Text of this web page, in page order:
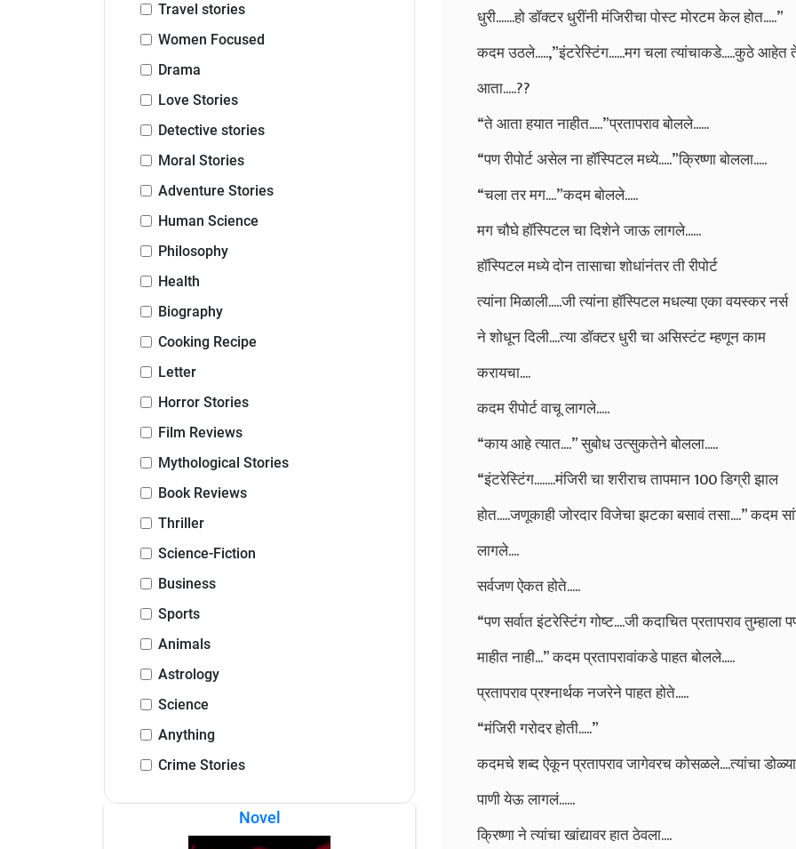
Travel stories
Women Focused
Drama
Love Stories
Detective stories
Moral Stories
Adventure Stories
Human Science
Philosophy
Health
Biography
Cooking Recipe
Letter
Horror Stories
Film Reviews
Mythological Stories
Book Reviews
Thriller
Science-Fiction
Business
Sports
Animals
Astrology
Science
Anything
Crime Stories
Novel
धुरी.......हो डॉक्टर धुरींनी मंजिरीचा पोस्ट मोरटम केल होत.....”
कदम उठले.....,”इंटरेस्टिंग......मग चला त्यांचाकडे.....कुठे आहेत
आता.....??
“ते आता हयात नाहीत.....”प्रतापराव बोलले......
“पण रीपोर्ट असेल ना हॉस्पिटल मध्ये.....”क्रिष्णा बोलला.....
“चला तर मग....”कदम बोलले.....
मग चौघे हॉस्पिटल चा दिशेने जाऊ लागले......
हॉस्पिटल मध्ये दोन तासाचा शोधांनंतर ती रीपोर्ट
त्यांना मिळाली.....जी त्यांना हॉस्पिटल मधल्या एका वयस्कर नर्स
ने शोधून दिली....त्या डॉक्टर धुरी चा असिस्टंट म्हणून काम
करायचा....
कदम रीपोर्ट वाचू लागले.....
“काय आहे त्यात....” सुबोध उत्सुकतेने बोलला.....
“इंटरेस्टिंग........मंजिरी चा शरीराच तापमान 100 डिग्री झाल
होत.....जणूकाही जोरदार विजेचा झटका बसावं तसा....” कदम
लागले....
सर्वजण ऐकत होते.....
“पण सर्वात इंटरेस्टिंग गोष्ट....जी कदाचित प्रतापराव तुम्हाला
माहीत नाही...” कदम प्रतापरावांकडे पाहत बोलले.....
प्रतापराव प्रश्नार्थक नजरेने पाहत होते.....
“मंजिरी गरोदर होती.....”
कदमचे शब्द ऐकून प्रतापराव जागेवरच कोसळले....त्यांचा
पाणी येऊ लागलं......
क्रिष्णा ने त्यांचा खांद्यावर हात ठेवला....